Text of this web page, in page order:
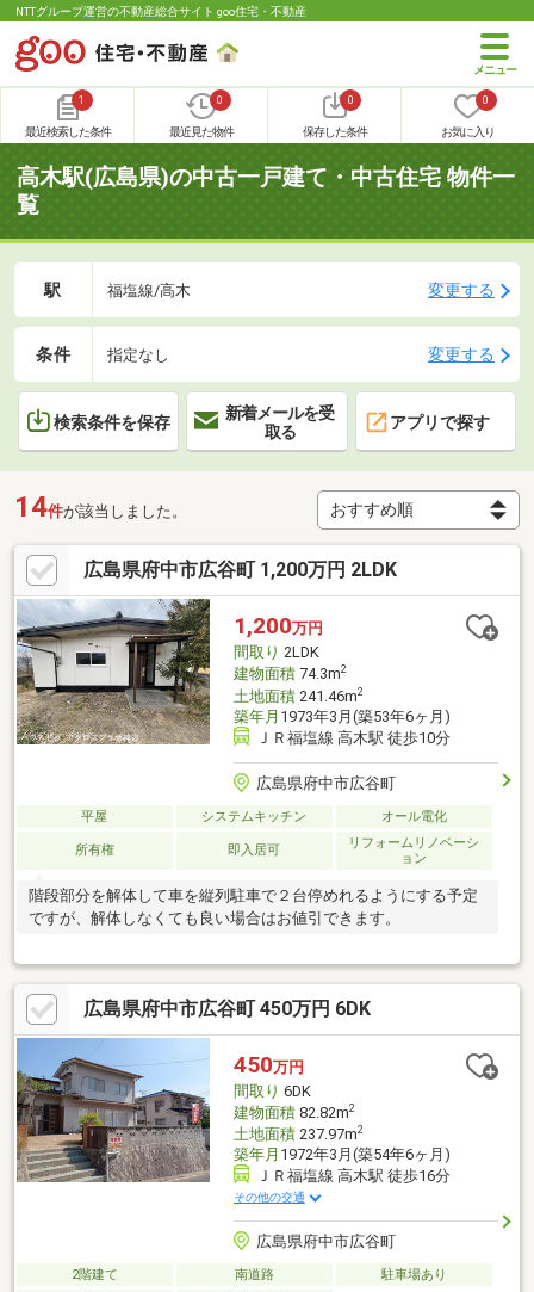
NTTグループ運営の不動産総合サイト goo住宅・不動産
1
最近検索した条件
0
最近見た物件
0
保存した条件
0
お気に入り
高木駅(広島県)の中古一戸建て・中古住宅 物件一
覧
駅 福塩線/高木 変更する
条件 指定なし 変更する
検索条件を保存
新着メールを受
取る
アプリで探す
14件が該当しました。
広島県府中市広谷町 1,200万円 2LDK
1,200万円
間取り 2LDK
建物面積74.3m2
土地面積241.46m2
築年月 1973年3月(築53年6ヶ月)
ＪＲ福塩線 高木駅 徒歩10分
広島県府中市広谷町
平屋 システムキッチン オール電化
所有権 即入居可
リフォームリノベーシ
ョン
階段部分を解体して車を縦列駐車で２台停めれるようにする予定
ですが、解体しなくても良い場合はお値引できます。
広島県府中市広谷町 450万円 6DK
450万円
間取り 6DK
建物面積82.82m2
土地面積237.97m2
築年月 1972年3月(築54年6ヶ月)
ＪＲ福塩線 高木駅 徒歩16分
その他の交通
広島県府中市広谷町
2階建て 南道路
駐車場あり